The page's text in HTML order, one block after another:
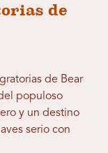
de
de Bear
populoso
y un destino
serio con